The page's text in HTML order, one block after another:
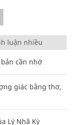
luận nhiều
cần nhớ
giác bằng thơ,
Lý Nhã Kỳ